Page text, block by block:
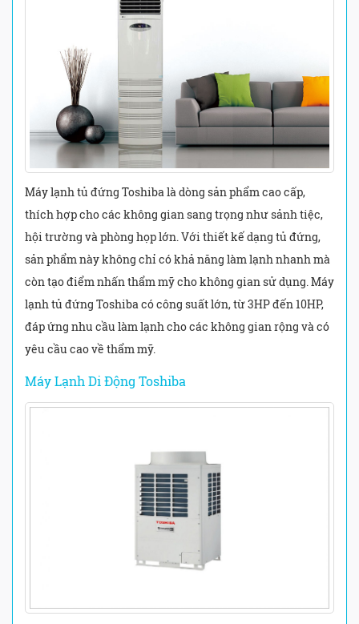
Máy lạnh tủ đứng Toshiba là dòng sản phẩm cao cấp,
thích hợp cho các không gian sang trọng như sảnh tiệc,
hội trường và phòng họp lớn. Với thiết kế dạng tủ đứng,
sản phẩm này không chỉ có khả năng làm lạnh nhanh mà
còn tạo điểm nhấn thẩm mỹ cho không gian sử dụng. Máy
lạnh tủ đứng Toshiba có công suất lớn, từ 3HP đến 10HP,
đáp ứng nhu cầu làm lạnh cho các không gian rộng và có
yêu cầu cao về thẩm mỹ.
Máy Lạnh Di Động Toshiba